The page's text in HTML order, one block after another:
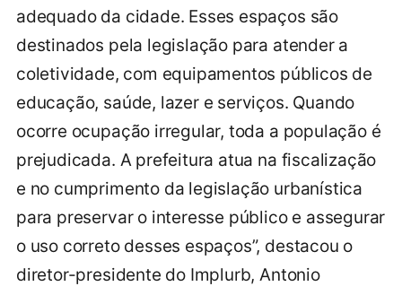
adequado da cidade. Esses espaços são
destinados pela legislação para atender a
coletividade, com equipamentos públicos de
educação, saúde, lazer e serviços. Quando
ocorre ocupação irregular, toda a população é
prejudicada. A prefeitura atua na fiscalização
e no cumprimento da legislação urbanística
para preservar o interesse público e assegurar
o uso correto desses espaços”, destacou o
diretor-presidente do Implurb, Antonio